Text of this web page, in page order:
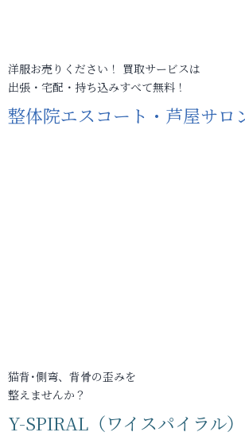
洋服お売りください！ 買取サービスは
出張・宅配・持ち込みすべて無料！
整体院エスコート・芦屋サロ
猫背･側弯、背骨の歪みを
整えませんか？
Y-SPIRAL（ワイスパイラル）